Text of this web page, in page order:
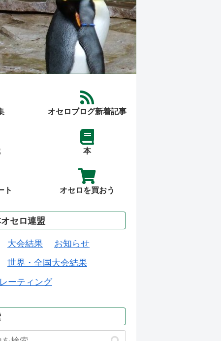
オセロブログ新着記事
本
ト オセロを買おう
オセロ連盟
大会結果
お知らせ
世界・全国大会結果
レーティング